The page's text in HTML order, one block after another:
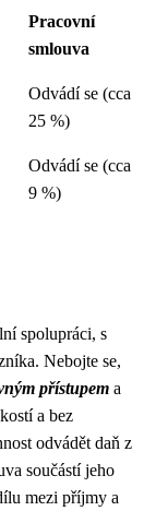
Pracovní
smlouva
Odvádí se (cca
25 %)
Odvádí se (cca
9 %)
spolupráci, s
Nebojte se,
přístupem a
a bez
odvádět daň z
součástí jeho
mezi příjmy a